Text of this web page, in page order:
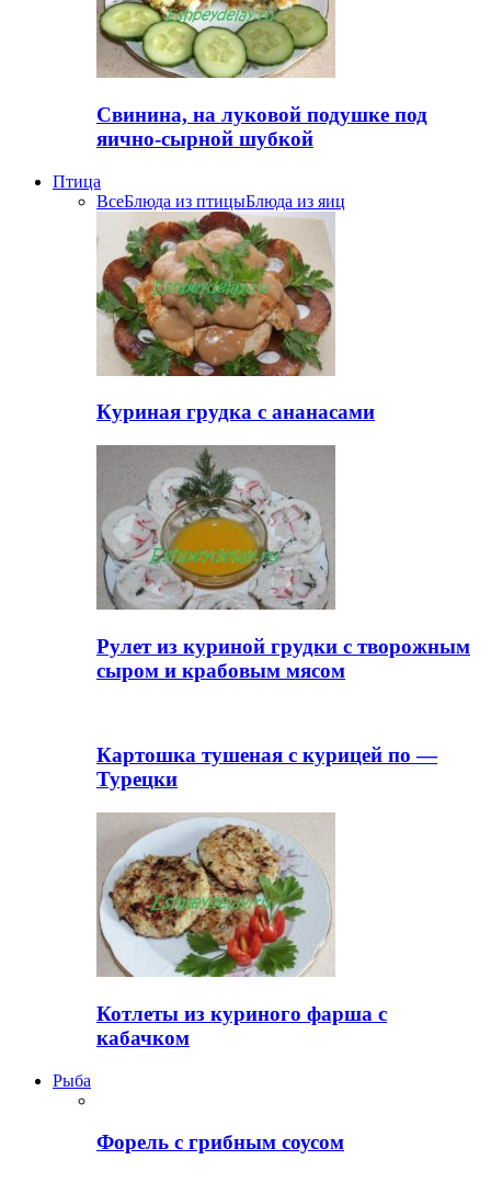
Свинина, на луковой подушке под
яично-сырной шубкой
Птица
ВсеБлюда из птицыБлюда из яиц
Куриная грудка с ананасами
Рулет из куриной грудки с творожным
сыром и крабовым мясом
Картошка тушеная с курицей по —
Турецки
Котлеты из куриного фарша с
кабачком
Рыба
Форель с грибным соусом